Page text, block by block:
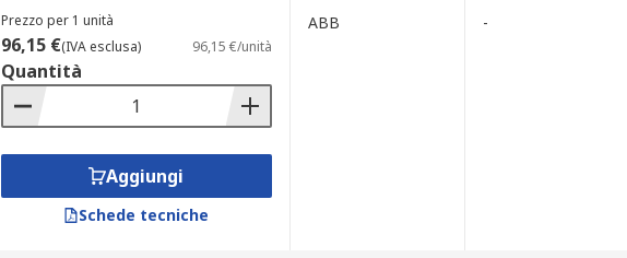
Prezzo per 1 unità
96,15 €(IVA esclusa) 96,15 €/unità
Quantità
Aggiungi
Schede tecniche
ABB -